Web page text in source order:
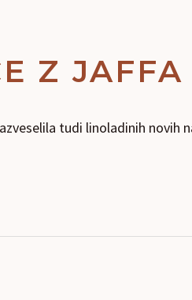
Z
tudi linoladinih novih